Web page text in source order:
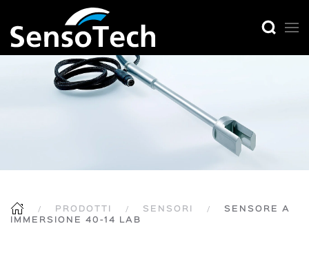
PRODOTTI SENSORI
SENSORE A
IMMERSIONE 40-14 LAB